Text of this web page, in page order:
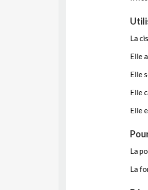
La
Elle
Elle
Elle
Elle
La
La